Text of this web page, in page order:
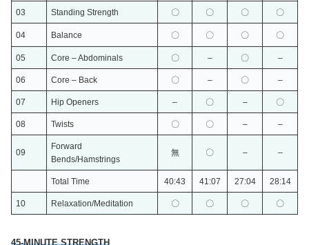
03 Standing Strength 〇 〇 〇 〇
04 Balance 〇 〇 〇 〇
05 Core – Abdominals 〇 – 〇 –
06 Core – Back 〇 – 〇 –
07 Hip Openers – 〇 – 〇
08 Twists 〇 〇 – –
09
Forward
Bends/Hamstrings
無 〇 – –
Total Time 40:43 41:07 27:04 28:14
10 Relaxation/Meditation 〇 〇 〇 〇
45-MINUTE STRENGTH